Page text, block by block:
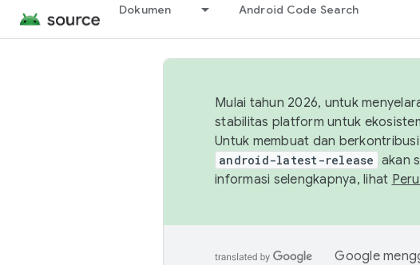
Dokumen Android Code Search
Mulai tahun 2026, untuk
stabilitas platform untuk
Untuk membuat dan berkontribusi
android-latest-release akan
informasi selengkapnya, lihat
Google